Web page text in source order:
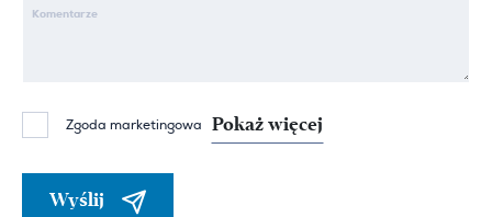
Komentarze
Zgoda marketingowa Pokaż więcej
Wyślij